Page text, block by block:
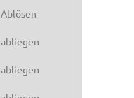
Ablösen
abliegen
abliegen